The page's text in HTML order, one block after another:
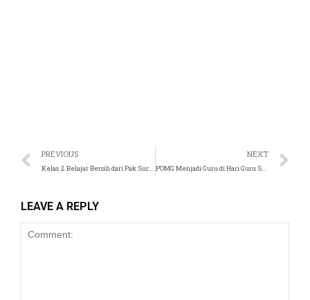
PREVIOUS
Kelas 2 Belajar Bersih dari Pak Suroso Sekolah Islam Tugasku
NEXT
POMG Menjadi Guru di Hari Guru Sekolah Islam Tugasku
LEAVE A REPLY